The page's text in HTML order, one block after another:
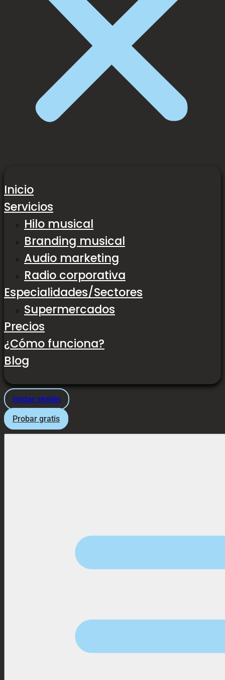
Inicio
Servicios
Hilo musical
Branding musical
Audio marketing
Radio corporativa
Especialidades/Sectores
Supermercados
Precios
¿Cómo funciona?
Blog
Iniciar sesión
Probar gratis